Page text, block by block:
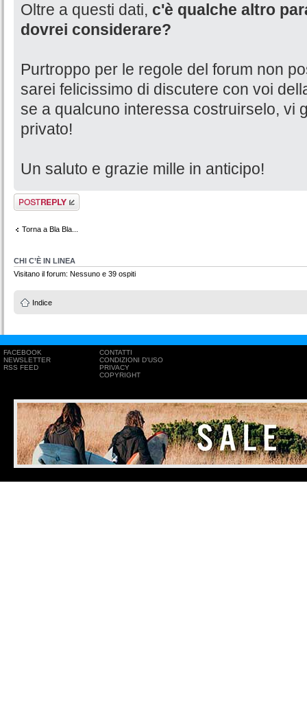
Oltre a questi dati, c'è qualche altro
dovrei considerare?
Purtroppo per le regole del forum non
sarei felicissimo di discutere con voi
se a qualcuno interessa costruirselo, vi
privato!
Un saluto e grazie mille in anticipo!
Rispondi al
messaggio
Torna a Bla Bla...
CHI C’È IN LINEA
Visitano il forum: Nessuno e 39 ospiti
Indice
FACEBOOK
NEWSLETTER
RSS FEED
CONTATTI
CONDIZIONI D'USO
PRIVACY
COPYRIGHT